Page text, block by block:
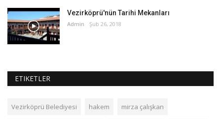
Vezirköprü'nün Tarihi Mekanları
Admin Şub 26, 2018
ETIKETLER
Vezirköprü Belediyesi hakem mirza çalışkan